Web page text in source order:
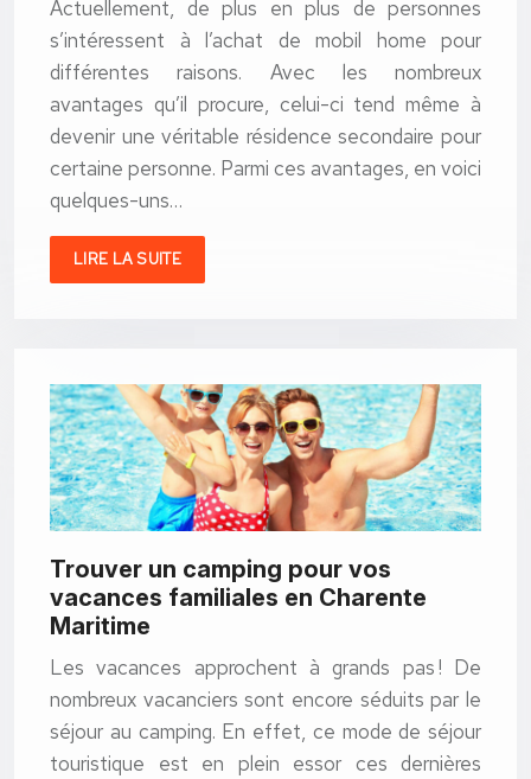
Actuellement, de plus en plus de personnes
s’intéressent à l’achat de mobil home pour
différentes raisons. Avec les nombreux
avantages qu’il procure, celui-ci tend même à
devenir une véritable résidence secondaire pour
certaine personne. Parmi ces avantages, en voici
quelques-uns…
LIRE LA SUITE
Trouver un camping pour vos
vacances familiales en Charente
Maritime
Les vacances approchent à grands pas ! De
nombreux vacanciers sont encore séduits par le
séjour au camping. En effet, ce mode de séjour
touristique est en plein essor ces dernières